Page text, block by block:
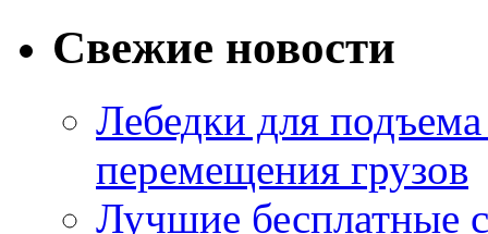
Свежие новости
Лебедки для
перемещения грузов
Лучшие бесплатные